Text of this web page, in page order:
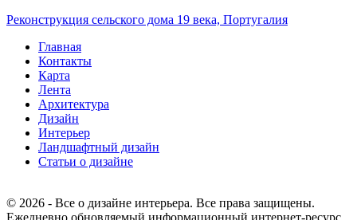
Реконструкция сельского дома 19 века, Португалия
Главная
Контакты
Карта
Лента
Архитектура
Дизайн
Интерьер
Ландшафтный дизайн
Статьи о дизайне
© 2026 - Все о дизайне интерьера. Все права защищены.
Ежедневно обновляемый информационный интернет-ресурс,